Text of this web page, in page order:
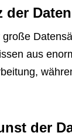
der
aus
der